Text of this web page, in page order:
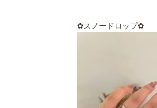
✿スノードロップ✿